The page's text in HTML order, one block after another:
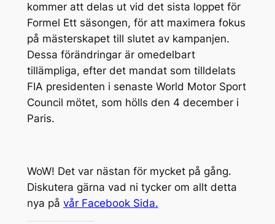
kommer att delas ut vid det sista loppet för
Formel Ett säsongen, för att maximera fokus
på mästerskapet till slutet av kampanjen.
Dessa förändringar är omedelbart
tillämpliga, efter det mandat som tilldelats
FIA presidenten i senaste World Motor Sport
Council mötet, som hölls den 4 december i
Paris.
WoW! Det var nästan för mycket på gång.
Diskutera gärna vad ni tycker om allt detta
nya på vår Facebook Sida.